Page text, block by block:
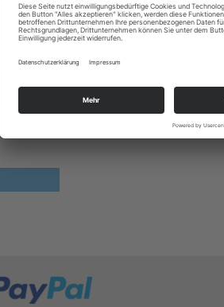
1-006039-8000
Baumwolle (Textil)
grau kombin